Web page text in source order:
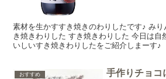
素材を生かすすき焼きのわりしたです♪ み
き焼きわりした すき焼きわりした 今日は自
いしいすき焼きわりしたをご紹介しまーす♪
おすすめ
手作りチョコ